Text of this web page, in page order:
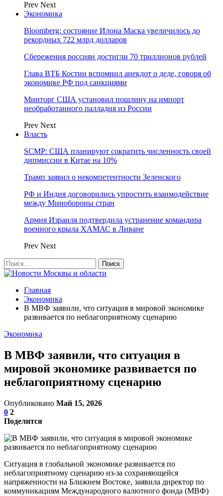
Prev Next
Экономика
Bloomberg: состояние Илона Маска увеличилось до
рекордных 722 млрд долларов
Сбережения россиян достигли 70 триллионов рублей
Глава ВТБ Костин вспомнил анекдот о деде, говоря об
экономике РФ под санкциями
Минторг США установил пошлину на импорт
необработанного палладия из России
Prev Next
Власть
SCMP: США планируют сократить численность своей
дипмиссии в Китае на 10%
Трамп заявил о некомпетентности Зеленского
РФ и Индия договорились упростить взаимодействие
между Минобороны стран
Армия Израиля подтвердила устранение командира
военного крыла ХАМАС в Ливане
Prev Next
Главная
Экономика
В МВФ заявили, что ситуация в мировой экономике
развивается по неблагоприятному сценарию
Экономика
В МВФ заявили, что ситуация в
мировой экономике развивается по
неблагоприятному сценарию
Опубликовано Май 15, 2026
0 2
Поделится
Ситуация в глобальной экономике развивается по
неблагоприятному сценарию из-за сохраняющейся
напряженности на Ближнем Востоке, заявила директор по
коммуникациям Международного валютного фонда (МВФ)